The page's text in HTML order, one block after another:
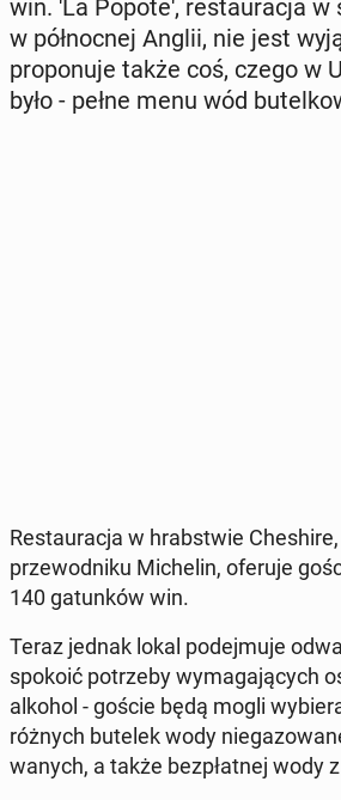
win. 'La Popote', re­stau­ra­cja
w pół­noc­nej Anglii, nie jest
pro­po­nu­je także coś, czego w
było - pełne menu wód
Re­stau­ra­cja w hrab­stwie
prze­wod­ni­ku Mi­che­lin, oferuje
140 ga­tun­ków win.
Teraz jednak lokal po­dej­mu­je
spo­ko­ić po­trze­by wy­ma­ga­ją­cych
alkohol - goście będą mogli
różnych butelek wody
wa­nych, a także bez­płat­nej wody